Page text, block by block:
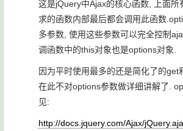
这是jQuery中Ajax的核心函数, 上面所
求的函数内部最后都会调用此函数
多参数, 使用这些参数可以完全控制
调函数中的this对象也是options对象.
因为平时使用最多的还是简化了的get
在此不对options参数做详细讲解了.
见:
http://docs.jquery.com/Ajax/